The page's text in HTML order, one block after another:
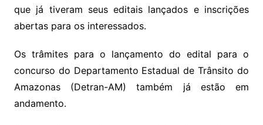
que já tiveram seus editais lançados e inscrições
abertas para os interessados.
Os trâmites para o lançamento do edital para o
concurso do Departamento Estadual de Trânsito do
Amazonas (Detran-AM) também já estão em
andamento.